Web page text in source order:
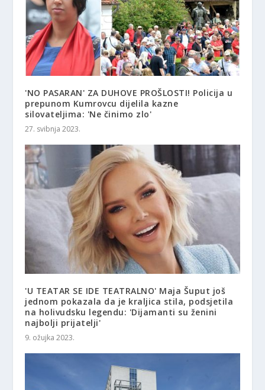
'NO PASARAN' ZA DUHOVE PROŠLOSTI! Policija u
prepunom Kumrovcu dijelila kazne
silovateljima: 'Ne činimo zlo'
27. svibnja 2023.
'U TEATAR SE IDE TEATRALNO' Maja Šuput još
jednom pokazala da je kraljica stila, podsjetila
na holivudsku legendu: 'Dijamanti su ženini
najbolji prijatelji'
9. ožujka 2023.